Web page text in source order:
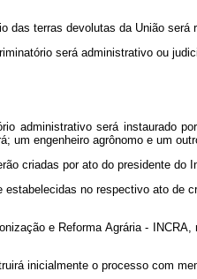
das terras devolutas da União será
será administrativo ou
administrativo será instaurado
um engenheiro agrônomo e um
criadas por ato do presidente do
estabelecidas no respectivo ato de
e Reforma Agrária -
inicialmente o processo com